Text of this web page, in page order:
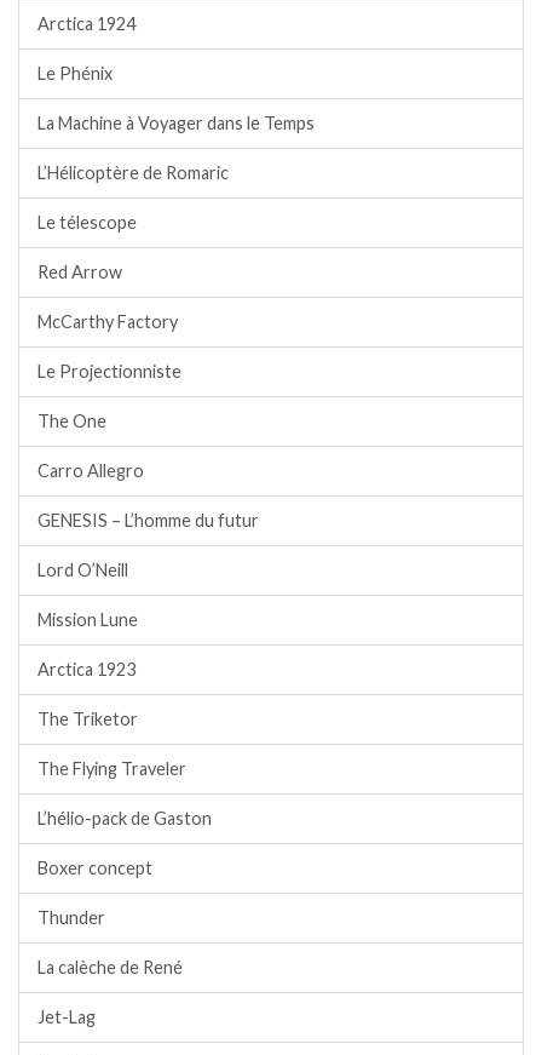
Arctica 1924
Le Phénix
La Machine à Voyager dans le Temps
L’Hélicoptère de Romaric
Le télescope
Red Arrow
McCarthy Factory
Le Projectionniste
The One
Carro Allegro
GENESIS – L’homme du futur
Lord O’Neill
Mission Lune
Arctica 1923
The Triketor
The Flying Traveler
L’hélio-pack de Gaston
Boxer concept
Thunder
La calèche de René
Jet-Lag